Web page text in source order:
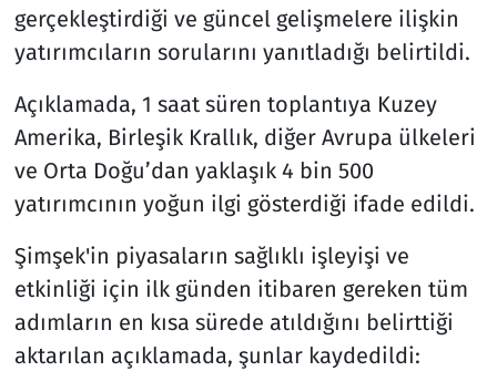
gerçekleştirdiği ve güncel gelişmelere ilişkin
yatırımcıların sorularını yanıtladığı belirtildi.
Açıklamada, 1 saat süren toplantıya Kuzey
Amerika, Birleşik Krallık, diğer Avrupa ülkeleri
ve Orta Doğu’dan yaklaşık 4 bin 500
yatırımcının yoğun ilgi gösterdiği ifade edildi.
Şimşek'in piyasaların sağlıklı işleyişi ve
etkinliği için ilk günden itibaren gereken tüm
adımların en kısa sürede atıldığını belirttiği
aktarılan açıklamada, şunlar kaydedildi: